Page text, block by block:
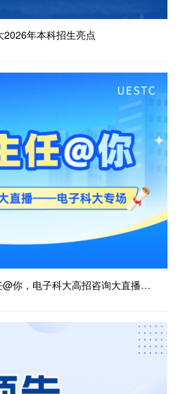
年本科招生亮点
你，电子科大高招咨询大直播来啦